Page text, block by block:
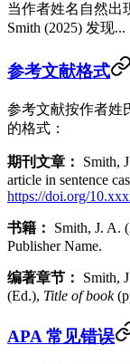
当作者姓名自然出
Smith (2025) 发现...
参考文献格式
参考文献按作者姓
的格式：
期刊文章：
Smith,
article in sentence
https://doi.org/
书籍： Smith, J. A.
Publisher Name.
编著章节：
Smith,
(Ed.), Title of book
APA 常见错误